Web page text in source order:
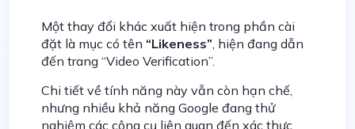
Một thay đổi khác xuất hiện trong phần cài
đặt là mục có tên “Likeness”, hiện đang dẫn
đến trang “Video Verification”.
Chi tiết về tính năng này vẫn còn hạn chế,
nhưng nhiều khả năng Google đang thử
nghiệm các công cụ liên quan đến xác thực